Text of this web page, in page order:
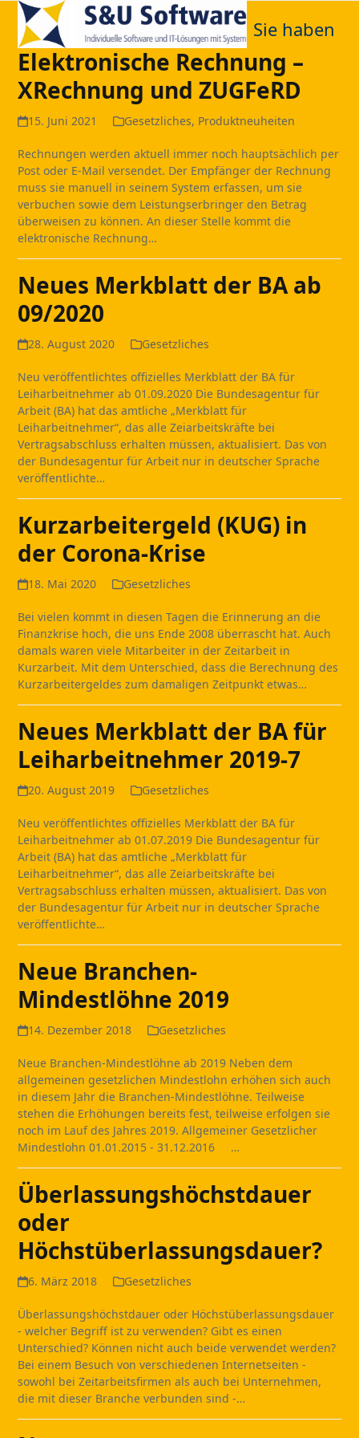
Skip
content
Open
mobile
menu
Close
mobile
menu
Elektronische Rechnung –
XRechnung und ZUGFeRD
15. Juni 2021 Gesetzliches, Produktneuheiten
Rechnungen werden aktuell immer noch hauptsächlich per
Post oder E-Mail versendet. Der Empfänger der Rechnung
muss sie manuell in seinem System erfassen, um sie
verbuchen sowie dem Leistungserbringer den Betrag
überweisen zu können. An dieser Stelle kommt die
elektronische Rechnung…
Neues Merkblatt der BA ab
09/2020
28. August 2020 Gesetzliches
Neu veröffentlichtes offizielles Merkblatt der BA für
Leiharbeitnehmer ab 01.09.2020 Die Bundesagentur für
Arbeit (BA) hat das amtliche „Merkblatt für
Leiharbeitnehmer“, das alle Zeiarbeitskräfte bei
Vertragsabschluss erhalten müssen, aktualisiert. Das von
der Bundesagentur für Arbeit nur in deutscher Sprache
veröffentlichte…
Kurzarbeitergeld (KUG) in
der Corona-Krise
18. Mai 2020 Gesetzliches
Bei vielen kommt in diesen Tagen die Erinnerung an die
Finanzkrise hoch, die uns Ende 2008 überrascht hat. Auch
damals waren viele Mitarbeiter in der Zeitarbeit in
Kurzarbeit. Mit dem Unterschied, dass die Berechnung des
Kurzarbeitergeldes zum damaligen Zeitpunkt etwas…
Neues Merkblatt der BA für
Leiharbeitnehmer 2019-7
20. August 2019 Gesetzliches
Neu veröffentlichtes offizielles Merkblatt der BA für
Leiharbeitnehmer ab 01.07.2019 Die Bundesagentur für
Arbeit (BA) hat das amtliche „Merkblatt für
Leiharbeitnehmer“, das alle Zeiarbeitskräfte bei
Vertragsabschluss erhalten müssen, aktualisiert. Das von
der Bundesagentur für Arbeit nur in deutscher Sprache
veröffentlichte…
Neue Branchen-
Mindestlöhne 2019
14. Dezember 2018 Gesetzliches
Neue Branchen-Mindestlöhne ab 2019 Neben dem
allgemeinen gesetzlichen Mindestlohn erhöhen sich auch
in diesem Jahr die Branchen-Mindestlöhne. Teilweise
stehen die Erhöhungen bereits fest, teilweise erfolgen sie
noch im Lauf des Jahres 2019. Allgemeiner Gesetzlicher
Mindestlohn 01.01.2015 - 31.12.2016 …
Überlassungshöchstdauer
oder
Höchstüberlassungsdauer?
6. März 2018 Gesetzliches
Überlassungshöchstdauer oder Höchstüberlassungsdauer
- welcher Begriff ist zu verwenden? Gibt es einen
Unterschied? Können nicht auch beide verwendet werden?
Bei einem Besuch von verschiedenen Internetseiten -
sowohl bei Zeitarbeitsfirmen als auch bei Unternehmen,
die mit dieser Branche verbunden sind -…
Sie haben